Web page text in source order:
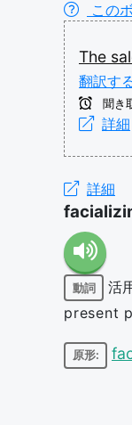
この
The
翻訳す
聞き
詳細
詳細
動詞 活
present
原形: